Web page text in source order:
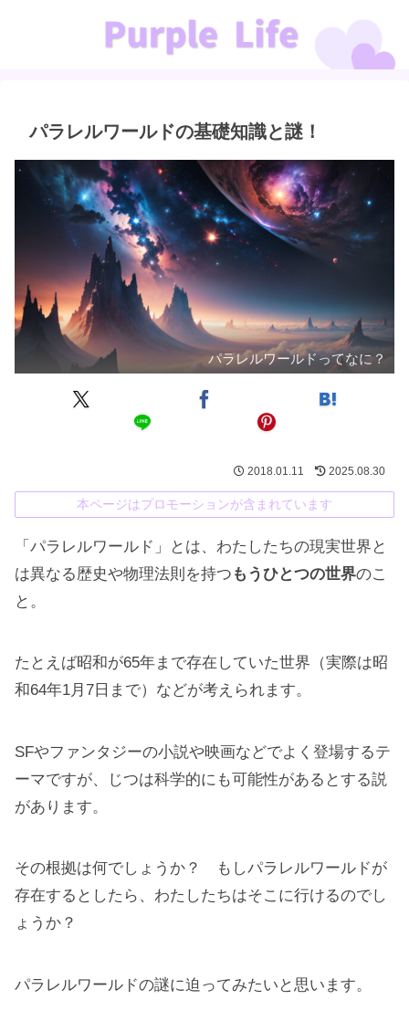
パラレルワールドの基礎知識と謎！
パラレルワールドってなに？
2018.01.11 2025.08.30
本ページはプロモーションが含まれています
「パラレルワールド」とは、わたしたちの現実世界と
は異なる歴史や物理法則を持つ もうひとつの世界のこ
と。
たとえば昭和が65年まで存在していた世界（実際は昭
和64年1月7日まで）などが考えられます。
SFやファンタジーの小説や映画などでよく登場するテ
ーマですが、じつは科学的にも可能性があるとする説
があります。
その根拠は何でしょうか？ もしパラレルワールドが
存在するとしたら、わたしたちはそこに行けるのでし
ょうか？
パラレルワールドの謎に迫ってみたいと思います。